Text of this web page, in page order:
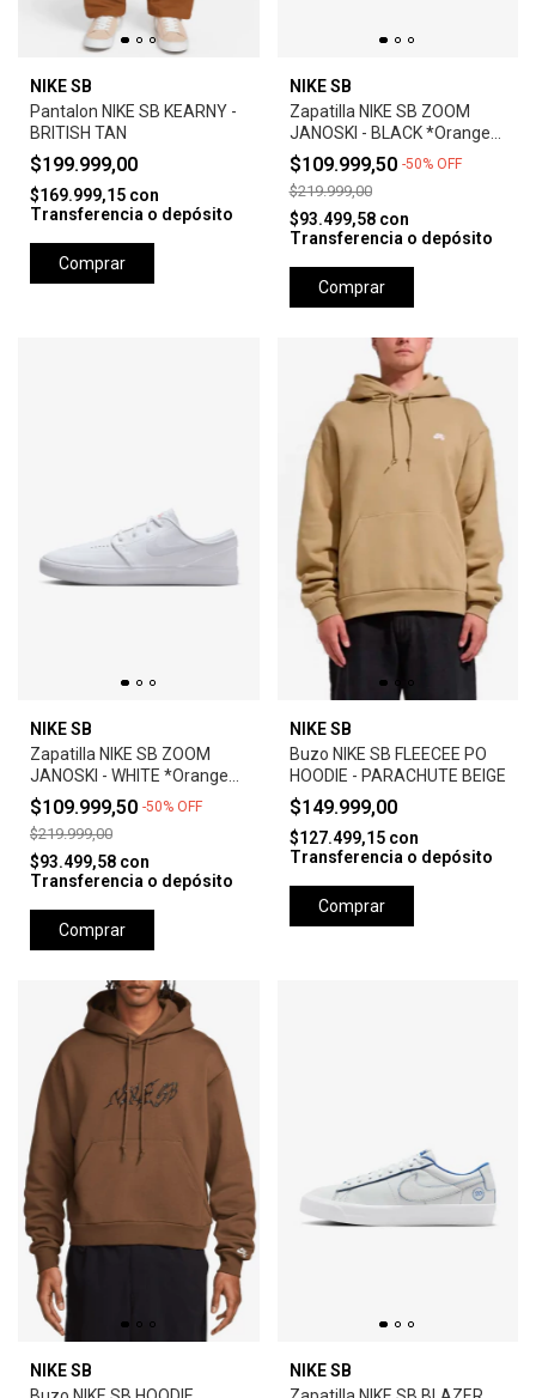
NIKE SB
Pantalon NIKE SB KEARNY -
BRITISH TAN
$199.999,00
$169.999,15 con
Transferencia o depósito
Comprar
NIKE SB
Zapatilla NIKE SB ZOOM
JANOSKI - BLACK *Orange
Label*
$109.999,50 -50% OFF
$219.999,00
$93.499,58 con
Transferencia o depósito
Comprar
NIKE SB
Zapatilla NIKE SB ZOOM
JANOSKI - WHITE *Orange
Label*
$109.999,50 -50% OFF
$219.999,00
$93.499,58 con
Transferencia o depósito
Comprar
NIKE SB
Buzo NIKE SB FLEECEE PO
HOODIE - PARACHUTE BEIGE
$149.999,00
$127.499,15 con
Transferencia o depósito
Comprar
NIKE SB
NIKE SB